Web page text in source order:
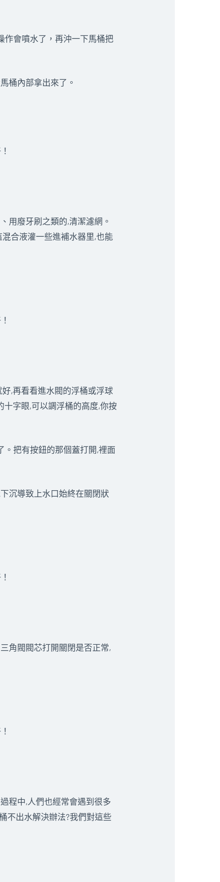
作會噴水了，再沖一下馬桶把
桶內部拿出來了。
用廢牙刷之類的,清潔濾網。
合液灌一些進補水器里,也能
,再看看進水閥的浮桶或浮球
十字眼,可以調浮桶的高度,你按
。把有按鈕的那個蓋打開,裡面
沉導致上水口始終在關閉狀
角閥閥芯打開關閉是否正常,
程中,人們也經常會遇到很多
不出水解決辦法?我們對這些